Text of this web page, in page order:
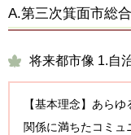
A.第三次箕面市総
将来都市像 1.自
【基本理念】あら
関係に満ちたコミュ